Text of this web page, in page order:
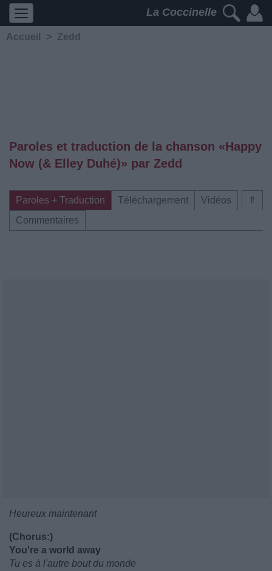
La Coccinelle
Accueil > Zedd
Paroles et traduction de la chanson «Happy
Now (& Elley Duhé)» par Zedd
⇑
Paroles + Traduction Téléchargement
Vidéos
Commentaires
Heureux maintenant
(Chorus:)
You're a world away
Tu es à l'autre bout du monde